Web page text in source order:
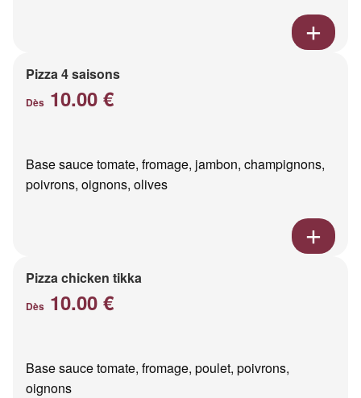
Pizza 4 saisons
Dès 10.00 €
Base sauce tomate, fromage, jambon, champignons,
poivrons, oignons, olives
Pizza chicken tikka
Dès 10.00 €
Base sauce tomate, fromage, poulet, poivrons,
oignons